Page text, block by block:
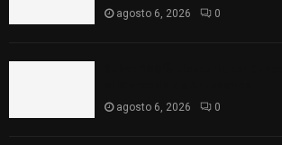
agosto 6, 2026 0
agosto 6, 2026 0